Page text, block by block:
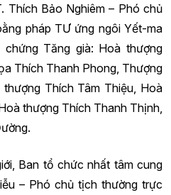
Thích Bảo Nghiêm – Phó chủ
pháp TƯ ứng ngôi Yết-ma
Tăng già: Hoà thượng
Thích Thanh Phong, Thượng
Thích Tâm Thiệu, Hoà
thượng Thích Thanh Thịnh,
Ban tổ chức nhất tâm cung
– Phó chủ tịch thường trực